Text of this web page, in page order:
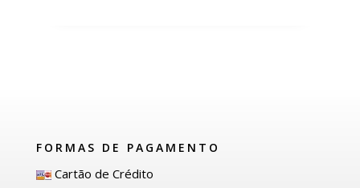
FORMAS DE PAGAMENTO
Cartão de Crédito